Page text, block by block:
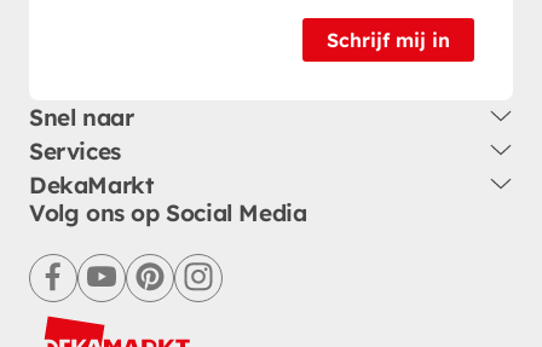
Schrijf mij in
Snel naar
Services
DekaMarkt
Volg ons op Social Media
facebookyoutubepinterestinstagram